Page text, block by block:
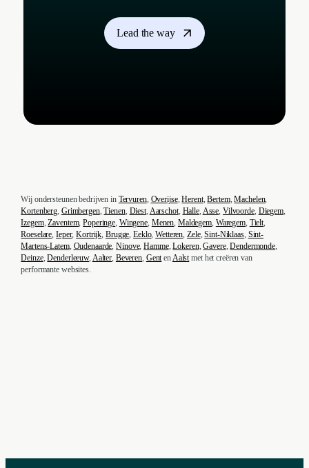
Lead the way
Wij ondersteunen bedrijven in Tervuren, Overijse,Herent,Bertem,Machelen,
Kortenberg, Grimbergen,Tienen, Diest, Aarschot, Halle, Asse, Vilvoorde, Diegem,
Izegem,Zaventem,Poperinge, Wingene, Menen, Maldegem, Waregem, Tielt,
Roeselare, Ieper,Kortrijk, Brugge,Eeklo,Wetteren,Zele,Sint-Niklaas, Sint-
Martens-Latem, Oudenaarde,Ninove,Hamme,Lokeren,Gavere,Dendermonde,
Deinze,Denderleeuw, Aalter, Beveren, GentenAalstmet het creëren van
performante websites.